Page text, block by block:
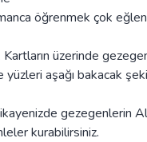
öğrenmek çok
üzerinde
yüzleri aşağı bakacak
kurabilirsiniz.